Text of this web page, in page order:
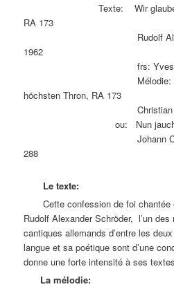
Texte: Wir glauben Gott
RA 173
Rudolf Alexandre
1962
frs: Yves Kéler,
Mélodie: Wir
höchsten Thron, RA 173
Christian
ou: Nun jauchzt dem
Johann Crüger,
288
Le texte:
Cette confession de foi chantée
Rudolf Alexander Schröder, l’un
cantiques allemands d’entre les
langue et sa poétique sont d’une
donne une forte intensité à ses
La mélodie: